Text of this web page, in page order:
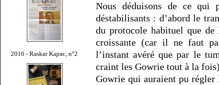
2016 - Raskar Kapac, n°2
Nous déduisons de ce qui
déstabilisants : d’abord le
du protocole habituel que
croissante (car il ne faut
l’instant avéré que par le
craint les Gowrie tout à la
Gowrie qui auraient pu régler